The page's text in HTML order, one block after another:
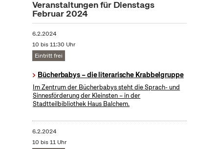
Veranstaltungen für Dienstags
Februar 2024
6.2.2024
10 bis 11:30 Uhr
Eintritt frei
Bücherbabys – die literarische Krabbelgruppe
Im Zentrum der Bücherbabys steht die Sprach- und
Sinnesförderung der Kleinsten – in der
Stadtteilbibliothek Haus Balchem.
6.2.2024
10 bis 11 Uhr